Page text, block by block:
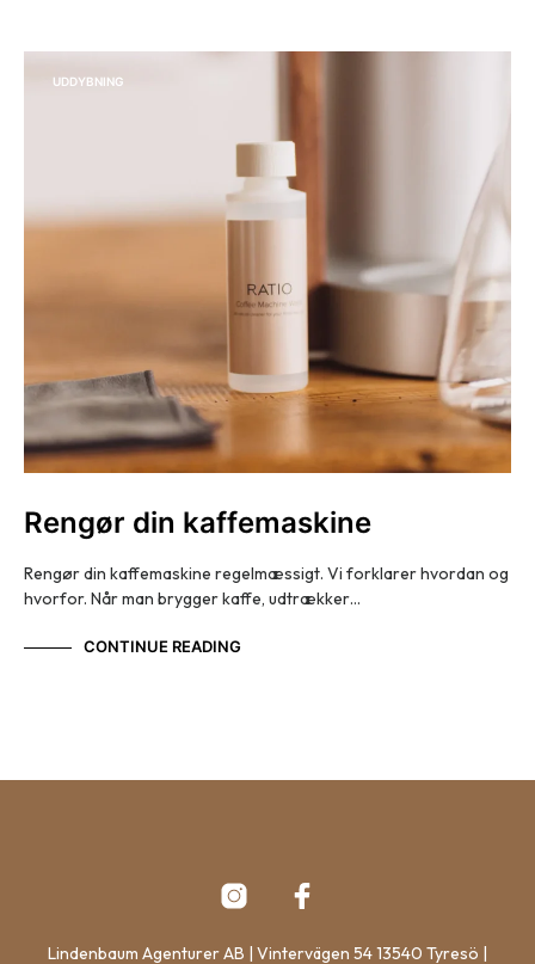
UDDYBNING
Rengør din kaffemaskine
Rengør din kaffemaskine regelmæssigt. Vi forklarer hvordan og
hvorfor. Når man brygger kaffe, udtrækker…
CONTINUE READING
Lindenbaum Agenturer AB | Vintervägen 54 13540 Tyresö |